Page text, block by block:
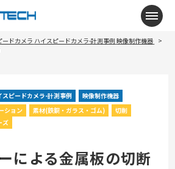
メニ
ードカメラ ハイスピードカメラ-計測事例 映像制作機器
スピードカメラ-計測事例
映像制作機器
ション
素材(鉄鋼・ガラス・ゴム)
切削
ズ
による金属板の切断